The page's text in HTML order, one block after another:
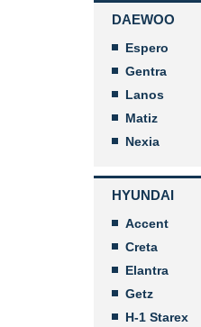
DAEWOO
Espero
Gentra
Lanos
Matiz
Nexia
HYUNDAI
Accent
Creta
Elantra
Getz
H-1 Starex